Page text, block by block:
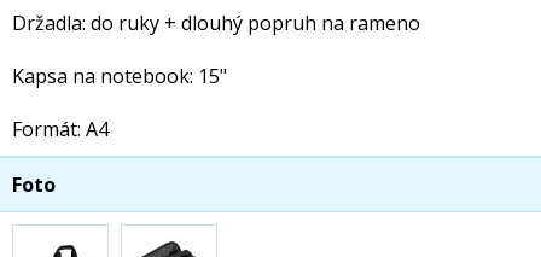
Držadla: do ruky + dlouhý popruh na rameno
Kapsa na notebook: 15"
Formát: A4
Foto